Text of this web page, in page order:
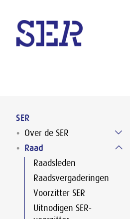
SER
Over de SER
Raad
Raadsleden
Raadsvergaderingen
Voorzitter SER
Uitnodigen SER-